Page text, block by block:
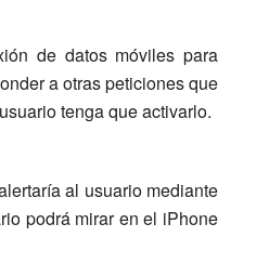
de datos móviles para
a otras peticiones que
tenga que activarlo.
al usuario mediante
podrá mirar en el iPhone